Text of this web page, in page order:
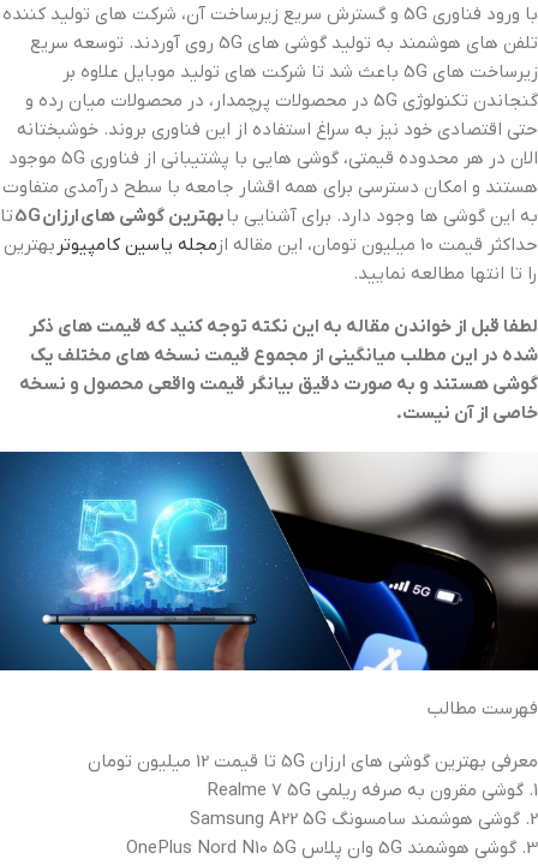
با ورود فناوری 5G و گسترش سریع زیرساخت آن، شرکت های تولید کننده
تلفن های هوشمند به تولید گوشی های 5G روی آوردند. توسعه سریع
زیرساخت های 5G باعث شد تا شرکت های تولید موبایل علاوه بر
گنجاندن تکنولوژی 5G در محصولات پرچمدار، در محصولات میان رده و
حتی اقتصادی خود نیز به سراغ استفاده از این فناوری بروند. خوشبختانه
الان در هر محدوده قیمتی، گوشی هایی با پشتیبانی از فناوری 5G موجود
هستند و امکان دسترسی برای همه اقشار جامعه با سطح درآمدی متفاوت
به این گوشی ها وجود دارد. برای آشنایی بابهترین گوشی های ارزان 5G
تا
حداکثر قیمت 10 میلیون تومان، این مقاله از
مجله یاسین کامپیوتر بهترین
را تا انتها مطالعه نمایید.
لطفا قبل از خواندن مقاله به این نکته توجه کنید که قیمت های ذکر
شده در این مطلب میانگینی از مجموع قیمت نسخه های مختلف یک
گوشی هستند و به صورت دقیق بیانگر قیمت واقعی محصول و نسخه
خاصی از آن نیست.
فهرست مطالب
معرفی بهترین گوشی های ارزان 5G تا قیمت 12 میلیون تومان
1. گوشی مقرون به صرفه ریلمی Realme 7 5G
2. گوشی هوشمند سامسونگ Samsung A22 5G
3. گوشی هوشمند 5G وان پلاس OnePlus Nord N10 5G